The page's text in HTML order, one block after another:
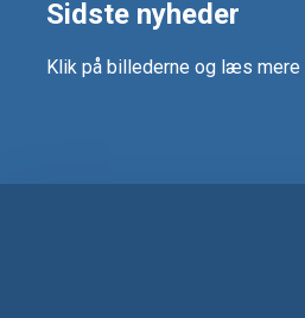
Sidste nyheder
Klik på billederne og læs mere